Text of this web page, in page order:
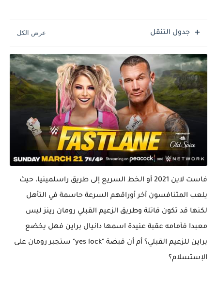
جدول التنقل
فاست لاين 2021 أو الخط السريع إلى طريق راسلمينيا، حيث
يلعب المتنافسون آخر أوراقهم السرعة حاسمة في التأهل
لكنها قد تكون قاتلة وطريق الزعيم القبلي رومان رينز ليس
معبدا فأمامه عقبة عنيدة اسمها دانيال براين فهل يخضع
براين للزعيم القبلي؟ أم أن قبضة "yes lock" ستجبر رومان على
الإستسلام؟